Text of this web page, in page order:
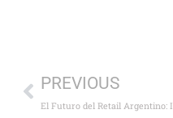
PREVIOUS